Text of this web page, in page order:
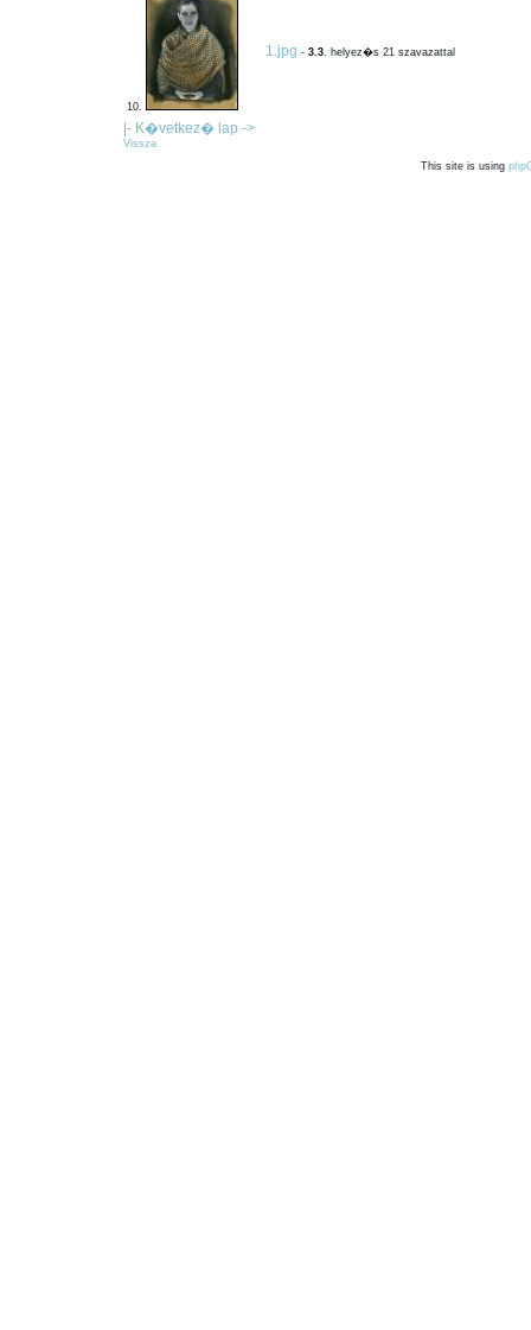
10.
1.jpg -3.3. helyez�s 21 szavazattal
|- K�vetkez� lap ->
Vissza
This site is using